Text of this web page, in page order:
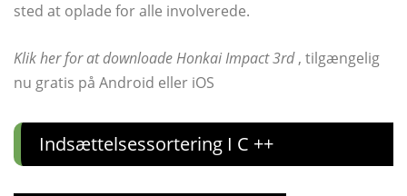
sted at oplade for alle involverede.
Klik her for at downloade Honkai Impact 3rd, tilgængelig
nu gratis på Android eller iOS
Indsættelsessortering I C ++